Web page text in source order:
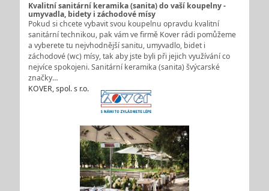
Kvalitní sanitární keramika (sanita) do vaší koupelny -
umyvadla, bidety i záchodové mísy
Pokud si chcete vybavit svou koupelnu opravdu kvalitní
sanitární technikou, pak vám ve firmě Kover rádi pomůžeme
a vyberete tu nejvhodnější sanitu, umyvadlo, bidet i
záchodové (wc) mísy, tak aby jste byli při jejich využívání co
nejvíce spokojeni. Sanitární keramika (sanita) švýcarské
značky…
KOVER, spol. s r.o.